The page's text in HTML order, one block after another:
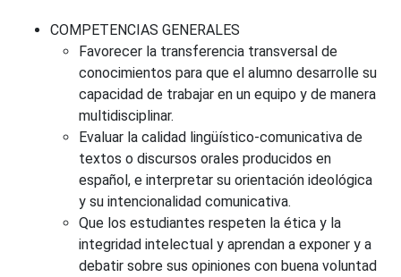
COMPETENCIAS GENERALES
Favorecer la transferencia transversal de
conocimientos para que el alumno desarrolle su
capacidad de trabajar en un equipo y de manera
multidisciplinar.
Evaluar la calidad lingüístico-comunicativa de
textos o discursos orales producidos en
español, e interpretar su orientación ideológica
y su intencionalidad comunicativa.
Que los estudiantes respeten la ética y la
integridad intelectual y aprendan a exponer y a
debatir sobre sus opiniones con buena voluntad